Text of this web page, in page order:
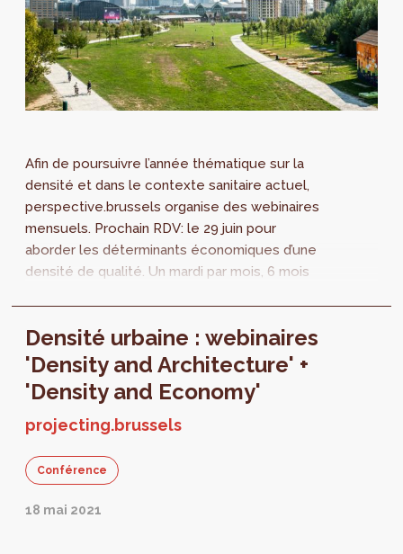
Afin de poursuivre l’année thématique sur la
densité et dans le contexte sanitaire actuel,
perspective.brussels organise des webinaires
mensuels. Prochain RDV: le 29 juin pour
aborder les déterminants économiques d’une
densité de qualité. Un mardi par mois, 6 mois
Densité urbaine : webinaires
'Density and Architecture' +
'Density and Economy'
projecting.brussels
Conférence
18 mai 2021